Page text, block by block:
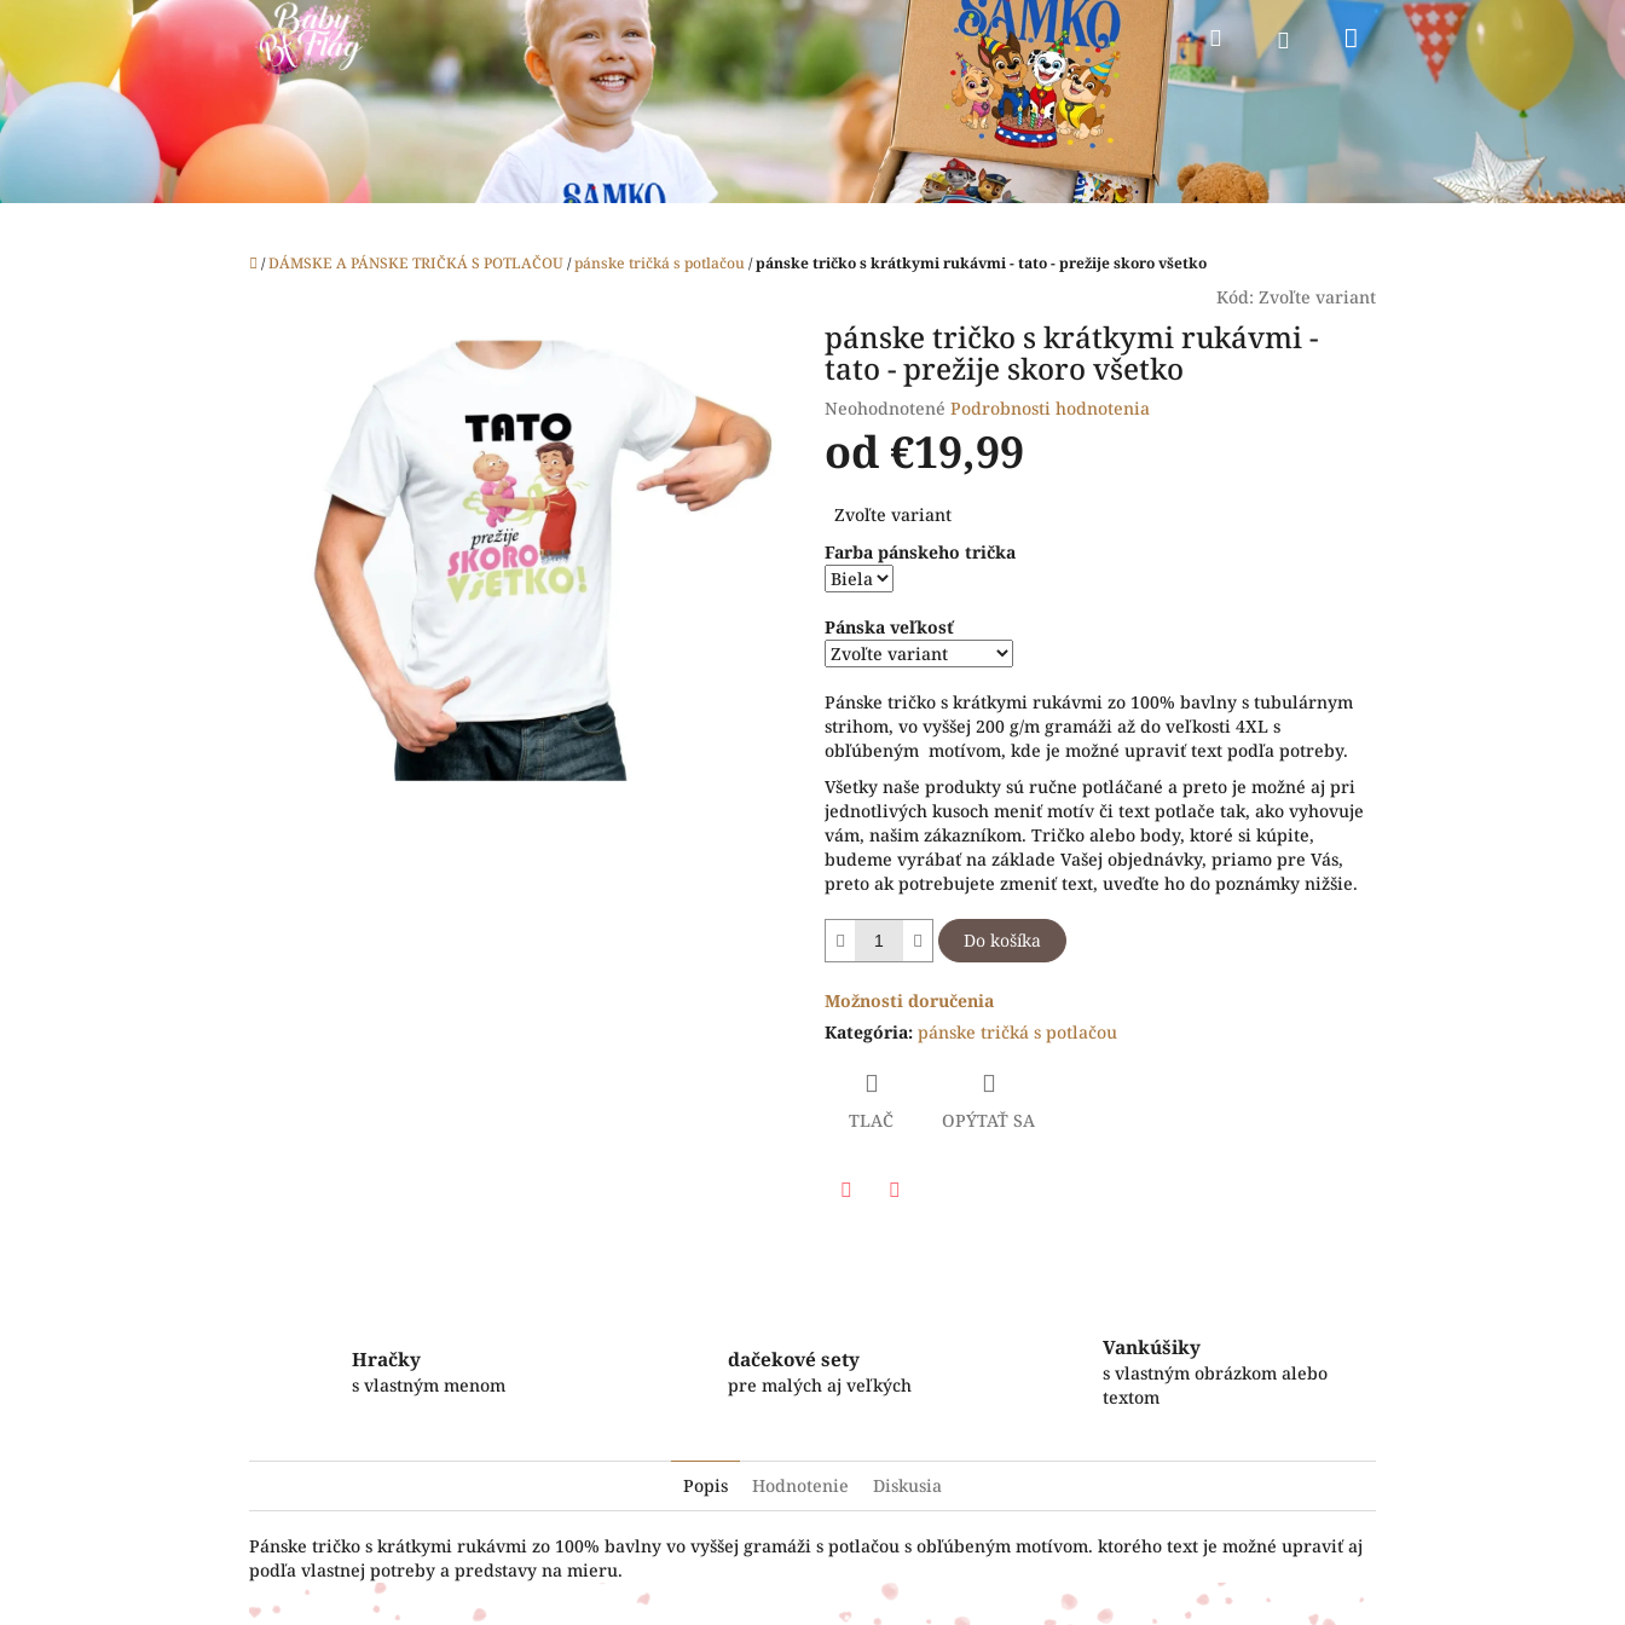
obsah
HľadaťPrihlásenieNákupný
Domov
/DÁMSKE A PÁNSKE TRIČKÁ S POTLAČOU/pánske tričká s potlačou/pánske tričko s krátkymi rukávmi - tato - prežije skoro všetko
Kód: Zvoľte variant
pánske tričko s krátkymi rukávmi -
tato - prežije skoro všetko
Priemerné
hodnotenie
produktu
0,0
5
hviezdičiek.
Neohodnotené Podrobnosti hodnotenia
od €19,99
cena:
Zvoľte variant
Farba pánskeho trička
Pánska veľkosť
Pánske tričko s krátkymi rukávmi zo 100% bavlny s tubulárnym
strihom, vo vyššej 200 g/m gramáži až do veľkosti 4XL s
obľúbeným motívom, kde je možné upraviť text podľa potreby.
Všetky naše produkty sú ručne potláčané a preto je možné aj pri
jednotlivých kusoch meniť motív či text potlače tak, ako vyhovuje
vám, našim zákazníkom. Tričko alebo body, ktoré si kúpite,
budeme vyrábať na základe Vašej objednávky, priamo pre Vás,
preto ak potrebujete zmeniť text, uveďte ho do poznámky nižšie.
Do košíka
Možnosti doručenia
Kategória: pánske tričká s potlačou
TLAČ OPÝTAŤ SA
Hračky
s vlastným menom
dačekové sety
pre malých aj veľkých
Vankúšiky
s vlastným obrázkom alebo
textom
Popis Hodnotenie Diskusia
Pánske tričko s krátkymi rukávmi zo 100% bavlny vo vyššej gramáži s potlačou s obľúbeným motívom. ktorého text je možné upraviť aj
podľa vlastnej potreby a predstavy na mieru.